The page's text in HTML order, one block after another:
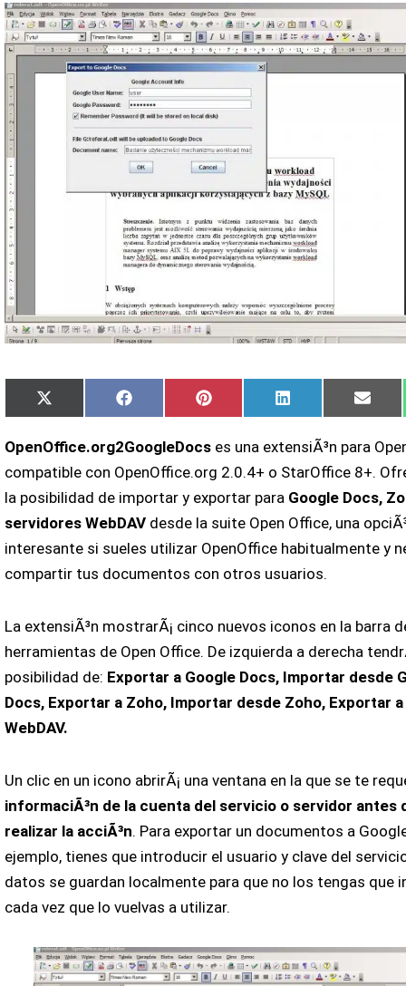
Compartir
en
X
(Twitter)
Compartir
en
Facebook
Compartir
en
Pinterest
Compartir
en
LinkedIn
en
Email
OpenOffice.org2GoogleDocs es una extensiÃ³n para
compatible con OpenOffice.org 2.0.4+ o StarOffice 8+.
la posibilidad de importar y exportar para Google Docs,
servidores WebDAV desde la suite Open Office, una
interesante si sueles utilizar OpenOffice habitualmente y
compartir tus documentos con otros usuarios.
La extensiÃ³n mostrarÃ¡ cinco nuevos iconos en la barra
herramientas de Open Office. De izquierda a derecha
posibilidad de: Exportar a Google Docs, Importar desde
Docs, Exportar a Zoho, Importar desde Zoho, Exportar
WebDAV.
Un clic en un icono abrirÃ¡ una ventana en la que se te
informaciÃ³n de la cuenta del servicio o servidor antes
realizar la acciÃ³n. Para exportar un documentos a
ejemplo, tienes que introducir el usuario y clave del
datos se guardan localmente para que no los tengas que
cada vez que lo vuelvas a utilizar.